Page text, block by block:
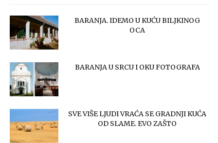
BARANJA. IDEMO U KUĆU BILJKINOG
OCA
BARANJA U SRCU I OKU FOTOGRAFA
SVE VIŠE LJUDI VRAĆA SE GRADNJI KUĆA
OD SLAME. EVO ZAŠTO